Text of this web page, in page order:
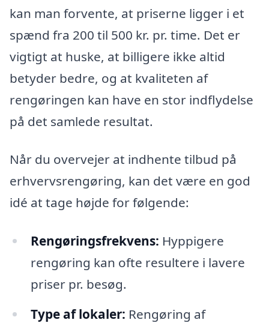
kan man forvente, at priserne ligger i et
spænd fra 200 til 500 kr. pr. time. Det er
vigtigt at huske, at billigere ikke altid
betyder bedre, og at kvaliteten af
rengøringen kan have en stor indflydelse
på det samlede resultat.
Når du overvejer at indhente tilbud på
erhvervsrengøring, kan det være en god
idé at tage højde for følgende:
Rengøringsfrekvens: Hyppigere
rengøring kan ofte resultere i lavere
priser pr. besøg.
Type af lokaler: Rengøring af